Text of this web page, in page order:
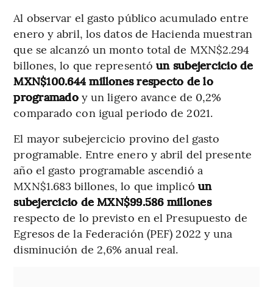
Al observar el gasto público acumulado entre
enero y abril, los datos de Hacienda muestran
que se alcanzó un monto total de MXN$2.294
billones, lo que representóun subejercicio de
MXN$100.644 millones respecto de lo
programadoy un ligero avance de 0,2%
comparado con igual periodo de 2021.
El mayor subejercicio provino del gasto
programable. Entre enero y abril del presente
año el gasto programable ascendió a
MXN$1.683 billones, lo que implicó un
subejercicio de MXN$99.586 millones
respecto de lo previsto en el Presupuesto de
Egresos de la Federación (PEF) 2022 y una
disminución de 2,6% anual real.